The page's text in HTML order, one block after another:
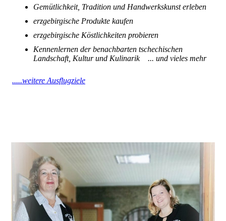
Gemütlichkeit, Tradition und Handwerkskunst erleben
erzgebirgische Produkte kaufen
erzgebirgische Köstlichkeiten probieren
Kennenlernen der benachbarten tschechischen
Landschaft, Kultur und Kulinarik ... und vieles mehr
.....weitere Ausflugziele